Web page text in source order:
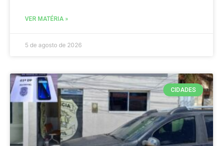
VER MATÉRIA »
5 de agosto de 2026
CIDADES